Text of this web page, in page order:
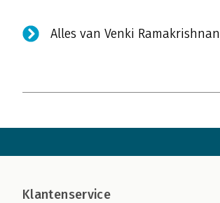
Alles van Venki Ramakrishnan
Klantenservice